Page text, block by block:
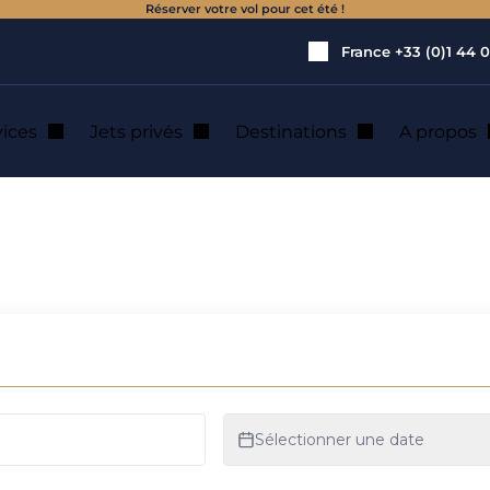
Réserver votre vol pour cet été !
France +33 (0)1 44
Jets privés Destinations A propos